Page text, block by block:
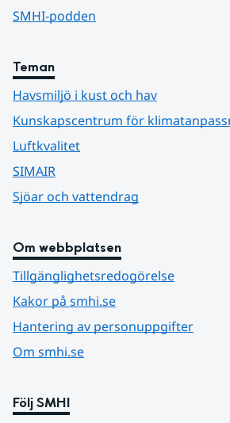
SMHI-podden
Teman
Havsmiljö i kust och hav
Kunskapscentrum för
Luftkvalitet
SIMAIR
Sjöar och vattendrag
Om webbplatsen
Tillgänglighetsredogörelse
Kakor på smhi.se
Hantering av personuppgifter
Om smhi.se
Följ SMHI